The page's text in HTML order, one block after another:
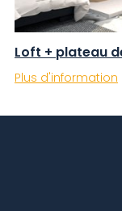
Loft + plateau
Plus d'information